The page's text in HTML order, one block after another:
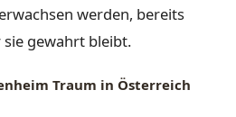
werden, bereits
gewahrt bleibt.
Traum in Österreich